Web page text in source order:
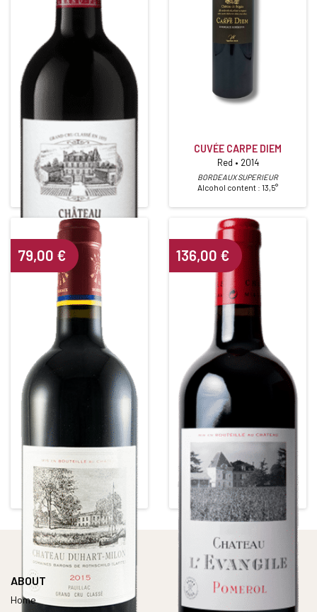
CHÂTEAU GRAND PUY
LACOSTE
5ième Grand Cru Classé
Red • 2011
PAUILLAC
Alcohol content : 13,5°
CUVÉE CARPE DIEM
Red • 2014
BORDEAUX SUPERIEUR
Alcohol content : 13,5°
CHÂTEAU DUHART MILON
ROTHSCHILD
4ième Grand Cru Classé
Red • 2015
PAUILLAC
Alcohol content : 12,5°
79,00 €
CHÂTEAU L'EVANGILE
Red • 2013
POMEROL
Alcohol content : 13°
136,00 €
ABOUT
Home